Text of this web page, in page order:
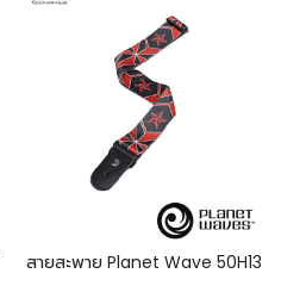
สายสะพาย Planet Wave 50H13